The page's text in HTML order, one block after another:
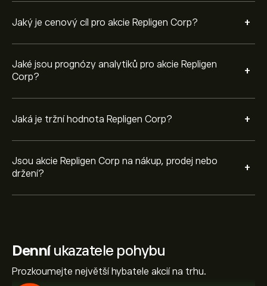
Jaký je cenový cíl pro akcie Repligen Corp? +
Jaké jsou prognózy analytiků pro akcie Repligen
Corp?
+
Jaká je tržní hodnota Repligen Corp? +
Jsou akcie Repligen Corp na nákup, prodej nebo
držení?
+
Denníukazatele pohybu
Prozkoumejte největší hybatele akcií na trhu.